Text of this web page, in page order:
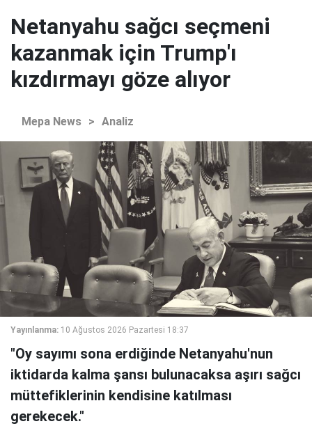
Netanyahu sağcı seçmeni
kazanmak için Trump'ı
kızdırmayı göze alıyor
Mepa News > Analiz
Yayınlanma: 10 Ağustos 2026 Pazartesi 18:37
"Oy sayımı sona erdiğinde Netanyahu'nun
iktidarda kalma şansı bulunacaksa aşırı sağcı
müttefiklerinin kendisine katılması
gerekecek."